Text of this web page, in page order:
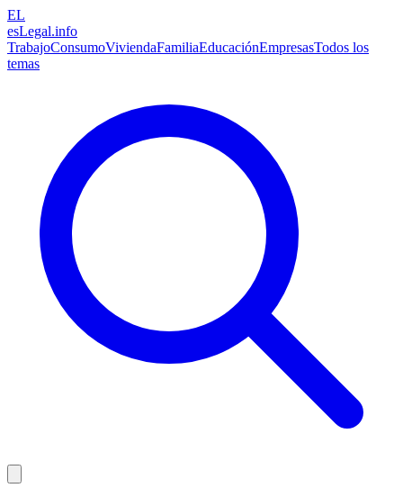
EL
esLegal.info
TrabajoConsumoViviendaFamiliaEducaciónEmpresasTodos los
temas